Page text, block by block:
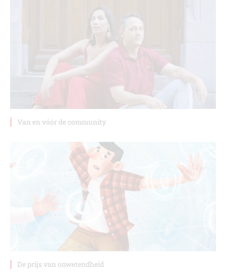
Van en vóór de community
De prijs van onwetendheid